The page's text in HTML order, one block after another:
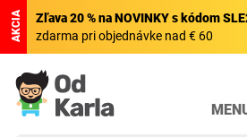
AKCIA Zľava 20 % na NOVINKY s kódom
zdarma pri objednávke nad € 60